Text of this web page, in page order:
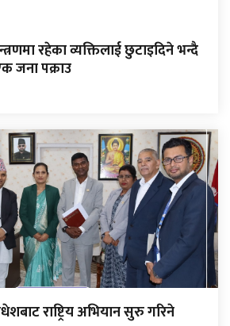
रहेका व्यक्तिलाई छुटाइदिने भन्दै
जना पक्राउ
राष्ट्रिय अभियान सुरु गरिने